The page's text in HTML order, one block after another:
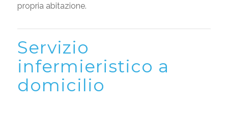
propria abitazione.
Servizio
infermieristico a
domicilio